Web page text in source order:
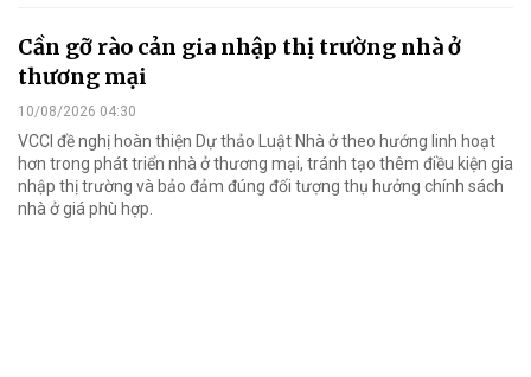
Cần gỡ rào cản gia nhập thị trường nhà ở
thương mại
10/08/2026 04:30
VCCI đề nghị hoàn thiện Dự thảo Luật Nhà ở theo hướng linh hoạt
hơn trong phát triển nhà ở thương mại, tránh tạo thêm điều kiện gia
nhập thị trường và bảo đảm đúng đối tượng thụ hưởng chính sách
nhà ở giá phù hợp.